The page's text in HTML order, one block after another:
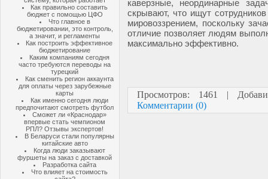
Как правильно составить
бюджет с помощью ЦФО
Что главное в
бюджетировании, это контроль,
а значит, и регламенты
Как построить эффективное
бюджетирование
Каким компаниям сегодня
часто требуются переводы на
турецкий
Как сменить регион аккаунта
для оплаты через зарубежные
карты
Как именно сегодня люди
предпочитают смотреть футбол
Сможет ли «Краснодар»
впервые стать чемпионом
РПЛ? Отзывы экспертов!
В Беларуси стали популярны
китайские авто
Когда люди заказывают
фуршеты на заказ с доставкой
Разработка сайта
Что влияет на стоимость
каверзные, неординарные
скрывают, что ищут
мировоззрением, поскольку
отличие позволяет людям
максимально эффективно.
Просмотров: 1461 |
Комментарии (0)